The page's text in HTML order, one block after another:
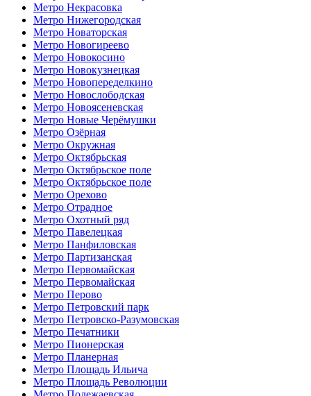
Метро Некрасовка
Метро Нижегородская
Метро Новаторская
Метро Новогиреево
Метро Новокосино
Метро Новокузнецкая
Метро Новопеределкино
Метро Новослободская
Метро Новоясеневская
Метро Новые Черёмушки
Метро Озёрная
Метро Окружная
Метро Октябрьская
Метро Октябрьское поле
Метро Октябрьское поле
Метро Орехово
Метро Отрадное
Метро Охотный ряд
Метро Павелецкая
Метро Панфиловская
Метро Партизанская
Метро Первомайская
Метро Первомайская
Метро Перово
Метро Петровский парк
Метро Петровско-Разумовская
Метро Печатники
Метро Пионерская
Метро Планерная
Метро Площадь Ильича
Метро Площадь Революции